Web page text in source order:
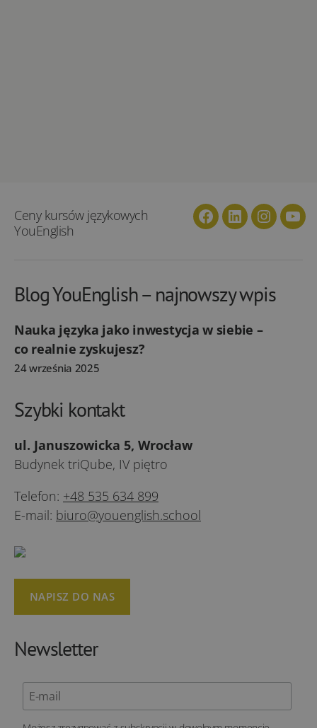
Ceny kursów językowych
YouEnglish
Facebook
Linkedin
Blog YouEnglish – najnowszy wpis
Nauka języka jako inwestycja w siebie –
co realnie zyskujesz?
24 września 2025
Szybki kontakt
ul. Januszowicka 5, Wrocław
Budynek triQube, IV piętro
Telefon: +48 535 634 899
E-mail: biuro@youenglish.school
NAPISZ DO NAS
Newsletter